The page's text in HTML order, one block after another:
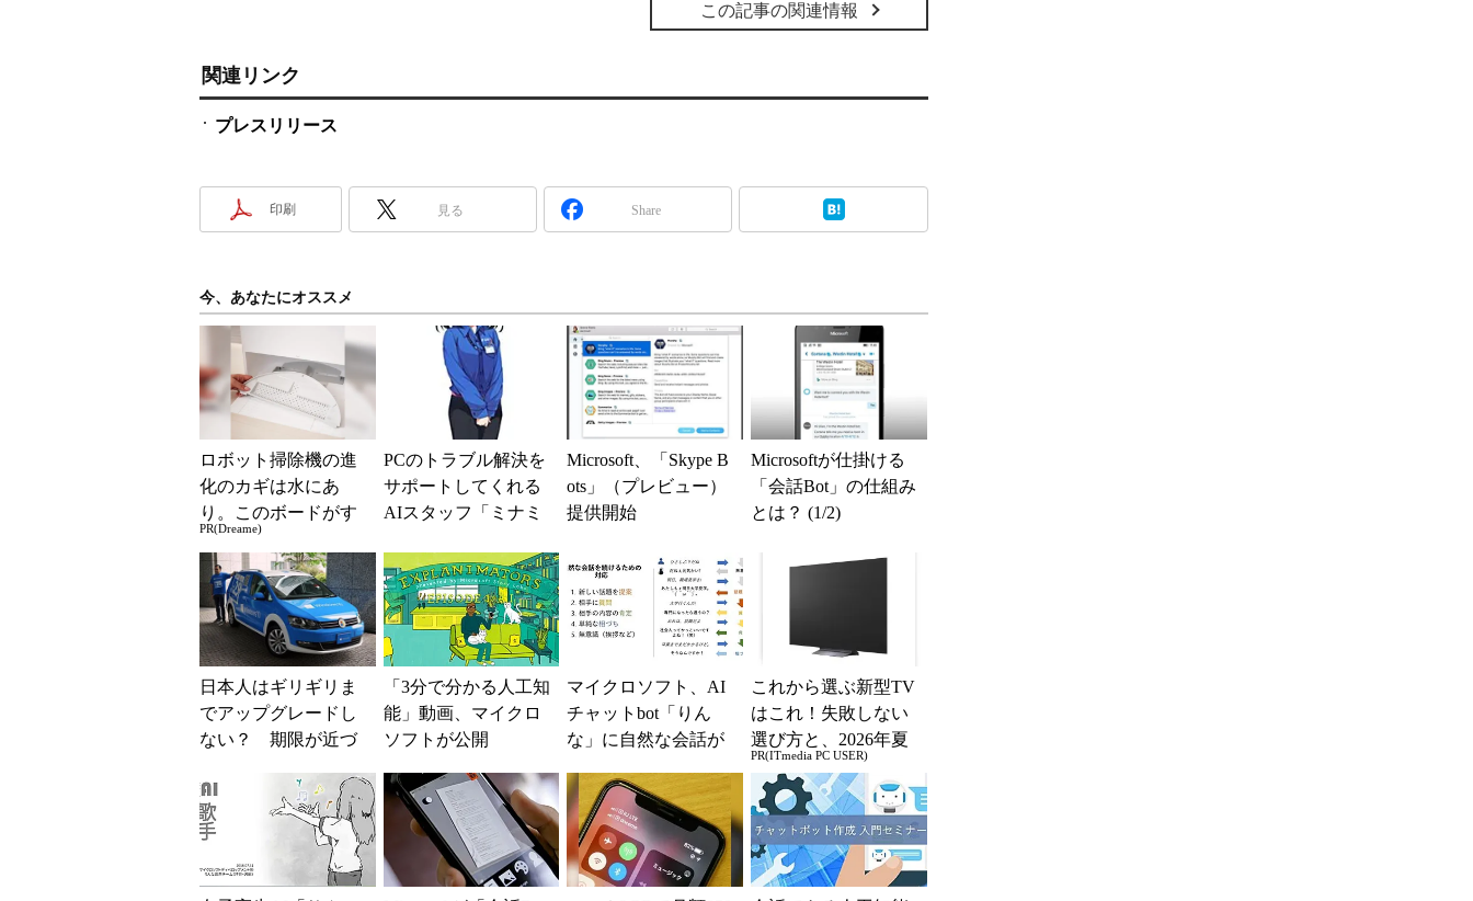
この記事の関連情報
関連リンク
プレスリリース
印刷 見る Share
今、あなたにオススメ
ロボット掃除機の進
化のカギは水にあ
り。このボードがす
ごい理由
PR(Dreame)
PCのトラブル解決を
サポートしてくれる
AIスタッフ「ミナミ
Microsoft、「Skype B
ots」（プレビュー）
提供開始
Microsoftが仕掛ける
「会話Bot」の仕組み
とは？ (1/2)
日本人はギリギリま
でアップグレードし
ない？ 期限が近づ
アップグレード、
日...
「3分で分かる人工知
能」動画、マイクロ
ソフトが公開
マイクロソフト、AI
チャットbot「りん
な」に自然な会話が
ル”エンジンを実装
これから選ぶ新型TV
はこれ！失敗しない
選び方と、2026年夏
の一押しモデル
PR(ITmedia PC USER)